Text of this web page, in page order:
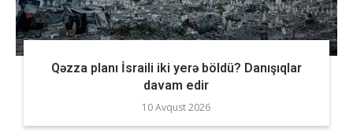
Qəzza planı İsraili iki yerə böldü? Danışıqlar
davam edir
10 Avqust 2026